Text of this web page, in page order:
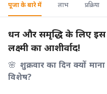
पूजा के बारे में लाभ प्रक्रिया
धन और समृद्धि के लिए इस
लक्ष्मी का आशीर्वाद!
🌸 शुक्रवार का दिन क्यों
विशेष?